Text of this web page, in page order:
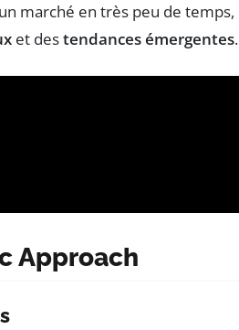
marché en très peu de temps,
et destendances émergentes.
Approach